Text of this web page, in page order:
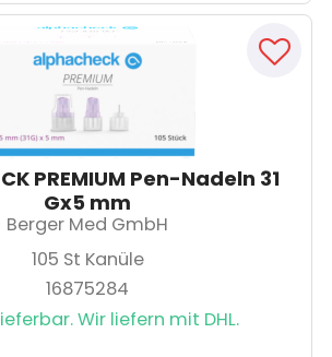
PREMIUM Pen-Nadeln 31
Gx5 mm
Berger Med GmbH
105 St Kanüle
16875284
Wir liefern mit DHL.